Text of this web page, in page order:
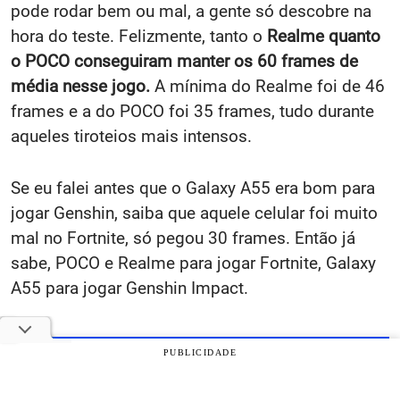
pode rodar bem ou mal, a gente só descobre na
hora do teste. Felizmente, tanto o Realme quanto
o POCO conseguiram manter os 60 frames de
média nesse jogo. A mínima do Realme foi de 46
frames e a do POCO foi 35 frames, tudo durante
aqueles tiroteios mais intensos.
Se eu falei antes que o Galaxy A55 era bom para
jogar Genshin, saiba que aquele celular foi muito
mal no Fortnite, só pegou 30 frames. Então já
sabe, POCO e Realme para jogar Fortnite, Galaxy
A55 para jogar Genshin Impact.
Taxa de frames
Taxa de frames
PUBLICIDADE